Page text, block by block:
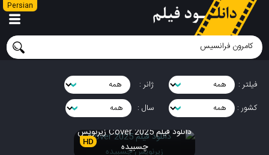
Persian
فیلتر :
ژانر :
کشور :
سال :
دانلود فیلم Cover 2025 زیرنویس
چسبیده
HD